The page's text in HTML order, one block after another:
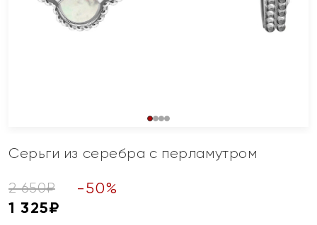
Серьги из серебра с перламутром
2 650₽ -50%
1 325₽